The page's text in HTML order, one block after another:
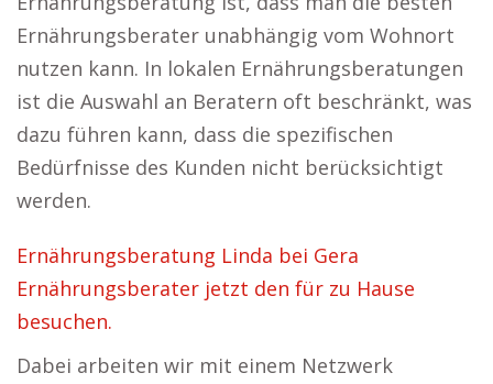
Ernährungsberater unabhängig vom Wohnort
nutzen kann. In lokalen Ernährungsberatungen
ist die Auswahl an Beratern oft beschränkt, was
dazu führen kann, dass die spezifischen
Bedürfnisse des Kunden nicht berücksichtigt
werden.
Ernährungsberatung Linda bei Gera
Ernährungsberater jetzt den für zu Hause
besuchen.
Dabei arbeiten wir mit einem Netzwerk